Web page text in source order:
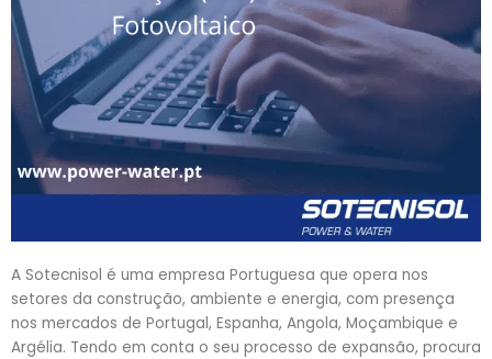
A Sotecnisol é uma empresa Portuguesa que opera nos
setores da construção, ambiente e energia, com presença
nos mercados de Portugal, Espanha, Angola, Moçambique e
Argélia. Tendo em conta o seu processo de expansão, procura